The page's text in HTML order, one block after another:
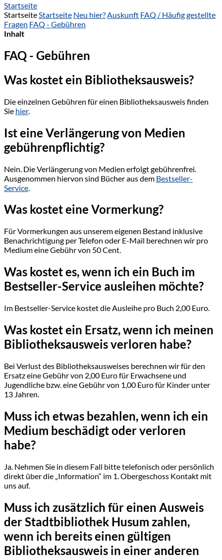
Startseite
StartseiteStartseite Neu hier?Auskunft FAQ / Häufig gestellte
Fragen FAQ - Gebühren
Inhalt
FAQ - Gebühren
Was kostet ein Bibliotheksausweis?
Die einzelnen Gebühren für einen Bibliotheksausweis finden
Sie hier.
Ist eine Verlängerung von Medien
gebührenpflichtig?
Nein. Die Verlängerung von Medien erfolgt gebührenfrei.
Ausgenommen hiervon sind Bücher aus dem Bestseller-
Service
Was kostet eine Vormerkung?
Für Vormerkungen aus unserem eigenen Bestand inklusive
Benachrichtigung per Telefon oder E-Mail berechnen wir pro
Medium eine Gebühr von 50 Cent.
Was kostet es, wenn ich ein Buch im
Bestseller-Service ausleihen möchte?
Im Bestseller-Service kostet die Ausleihe pro Buch 2,00 Euro.
Was kostet ein Ersatz, wenn ich meinen
Bibliotheksausweis verloren habe?
Bei Verlust des Bibliotheksausweises berechnen wir für den
Ersatz eine Gebühr von 2,00 Euro für Erwachsene und
Jugendliche bzw. eine Gebühr von 1,00 Euro für Kinder unter
13 Jahren.
Muss ich etwas bezahlen, wenn ich ein
Medium beschädigt oder verloren
habe?
Ja. Nehmen Sie in diesem Fall bitte telefonisch oder persönlich
direkt über die „Information“ im 1. Obergeschoss Kontakt mit
uns auf.
Muss ich zusätzlich für einen Ausweis
der Stadtbibliothek Husum zahlen,
wenn ich bereits einen gültigen
Bibliotheksausweis in einer anderen